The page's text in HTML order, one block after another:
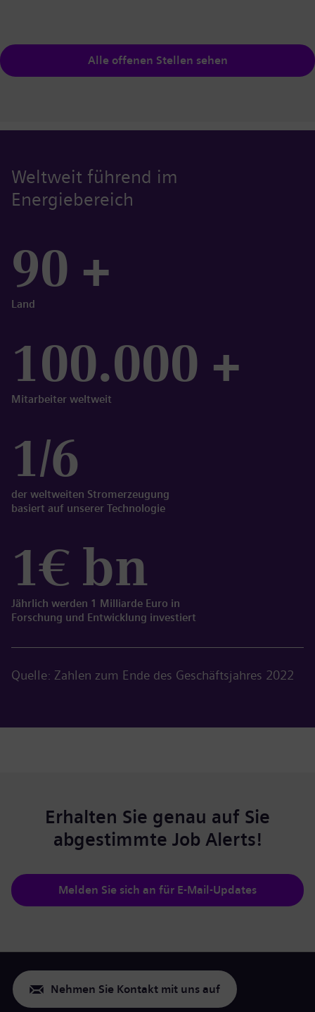
Alle offenen Stellen sehen
Weltweit führend im
Energiebereich
90 +
Land
100.000 +
Mitarbeiter weltweit
1/6
der weltweiten Stromerzeugung
basiert auf unserer Technologie
1€ bn
Jährlich werden 1 Milliarde Euro in
Forschung und Entwicklung investiert
Quelle: Zahlen zum Ende des Geschäftsjahres 2022
Erhalten Sie genau auf Sie
abgestimmte Job Alerts!
Melden Sie sich an für E-Mail-Updates
Nehmen Sie Kontakt mit uns auf